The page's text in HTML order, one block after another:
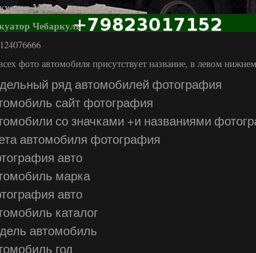
Миасс
Чебаркуль
фото автомобиля присутствует название, в левом
ряд автомобилей фотография
сайт фотография
со значками +и названиями
автомобиля фотография
авто
марка
авто
каталог
автомобиль
год